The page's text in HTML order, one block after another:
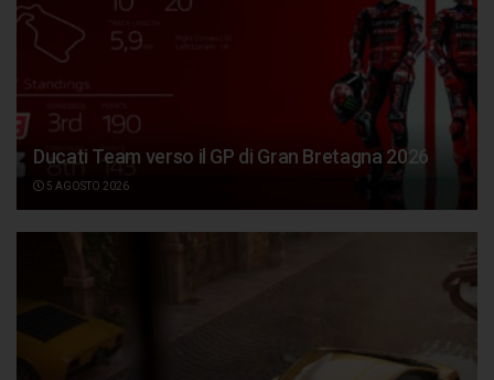
Ducati Team verso il GP di Gran Bretagna 2026
5 AGOSTO 2026